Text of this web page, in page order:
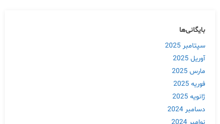
بایگانی‌ها
سپتامبر 2025
آوریل 2025
مارس 2025
فوریه 2025
ژانویه 2025
دسامبر 2024